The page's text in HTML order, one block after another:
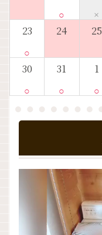
○ ×
23
○
24 25
30
○
31
○
1
○